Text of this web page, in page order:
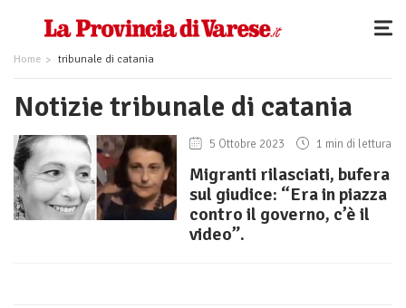
Home tribunale di catania
Notizie tribunale di catania
5 Ottobre 2023 1 min di lettura
Migranti rilasciati, bufera
sul giudice: “Era in piazza
contro il governo, c’è il
video”.